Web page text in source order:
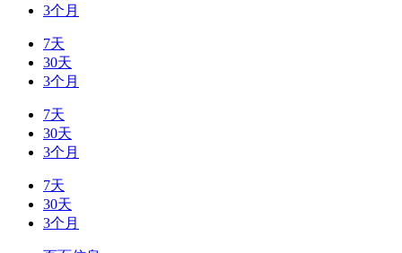
3个月
7天
30天
3个月
7天
30天
3个月
7天
30天
3个月